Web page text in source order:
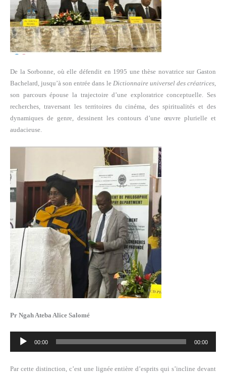
De la Sorbonne, où elle défendit en 1995 une thèse novatrice sur Gaston
Bachelard, jusqu’à son entrée dans le Dictionnaire universel des créatrices
son parcours épouse la trajectoire d’une exploratrice conceptuelle. Ses
recherches, traversant les territoires du cinéma, des spiritualités et des
dynamiques de genre, dessinent les contours d’une œuvre plurielle et
audacieuse.
Pr Ngah Ateba Alice Salomé
Lecteur
audio
00:00 00:00
Par cette distinction, c’est une lignée entière d’esprits qui s’incline devant